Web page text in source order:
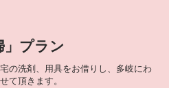
」プラン
の洗剤、用具をお借りし、多岐にわ
て頂きます。